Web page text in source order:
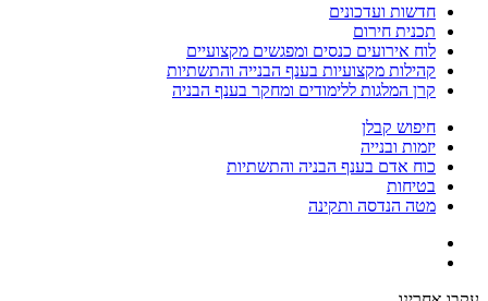
חדשות ועדכונים
תכנית חירום
לוח אירועים כנסים ומפגשים מקצועיים
קהילות מקצועיות בענף הבנייה והתשתיות
קרן המלגות ללימודים ומחקר בענף הבניה
חיפוש קבלן
יזמות ובנייה
כוח אדם בענף הבניה והתשתיות
בטיחות
מטה הנדסה ותקינה